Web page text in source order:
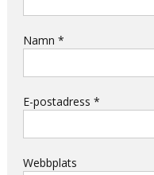
Namn *
E-postadress *
Webbplats